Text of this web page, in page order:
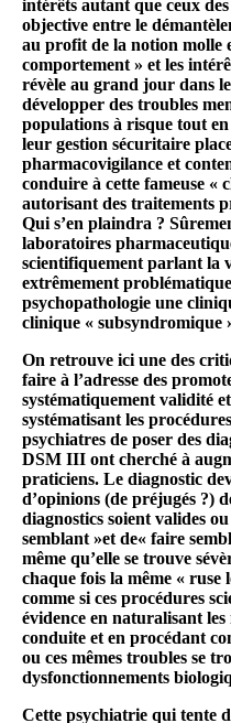
intérêts autant que ceux
objective entre le
au profit de la notion molle
comportement » et les
révèle au grand jour dans
développer des troubles
populations à risque tout
leur gestion sécuritaire
pharmacovigilance et
conduire à cette fameuse «
autorisant des traitements
Qui s’en plaindra ?
laboratoires
scientifiquement parlant la
extrêmement
psychopathologie une
clinique « subsyndromique
On retrouve ici une des
faire à l’adresse des
systématiquement validité
systématisant les
psychiatres de poser des
DSM III ont cherché à
praticiens. Le diagnostic
d’opinions (de préjugés ?)
diagnostics soient valides
semblant »et de« faire
même qu’elle se trouve
chaque fois la même «
comme si ces procédures
évidence en naturalisant les
conduite et en procédant
ou ces mêmes troubles se
dysfonctionnements
Cette psychiatrie qui tente